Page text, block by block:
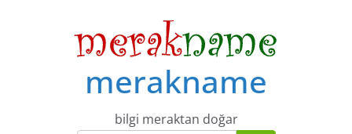
merakname
bilgi meraktan doğar